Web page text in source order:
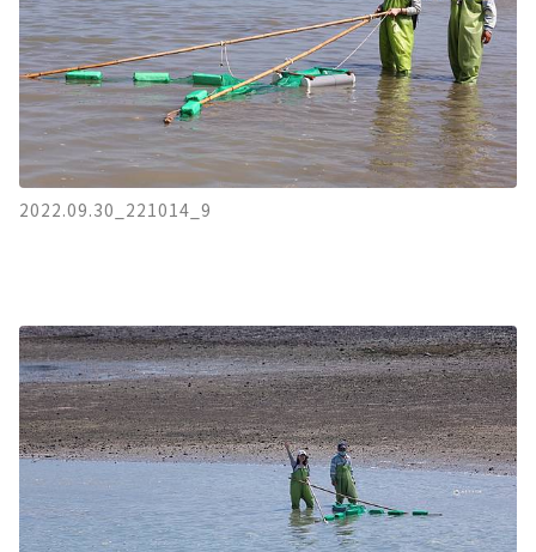
2022.09.30_221014_9